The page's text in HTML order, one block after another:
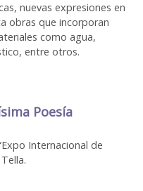
nuevas expresiones en
obras que incorporan
como agua,
entre otros.
Poesía
Internacional de